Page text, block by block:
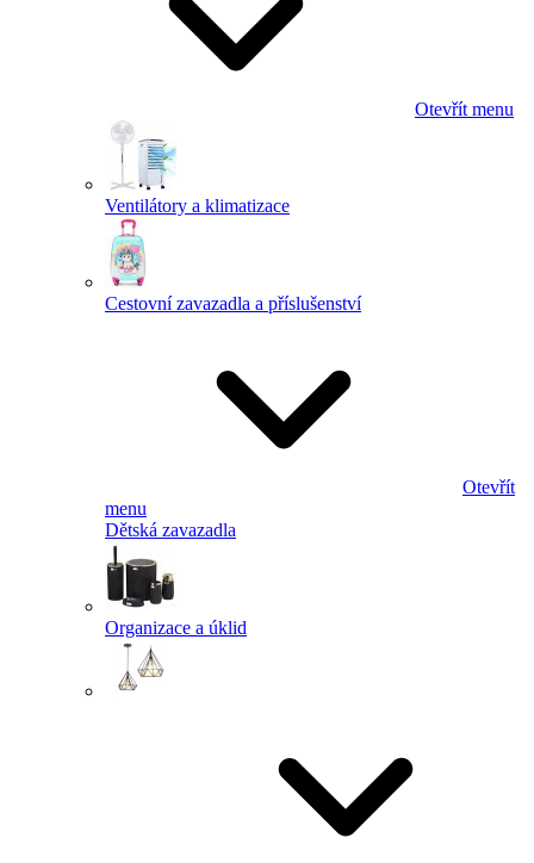
Otevřít menu
Ventilátory a klimatizace
Cestovní zavazadla a příslušenství
Otevřít
menu
Dětská zavazadla
Organizace a úklid